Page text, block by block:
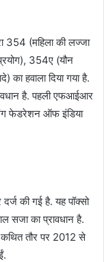
354 (महिला की लज्जा
354ए (यौन
का हवाला दिया गया है.
है. पहली एफआईआर
फेडरेशन ऑफ इंडिया
की गई है. यह पॉक्सो
सजा का प्रावधान है.
तौर पर 2012 से